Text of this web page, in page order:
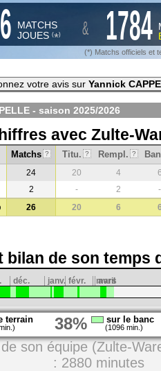
MATCHS
JOUES (*) & 1784
(*) Matchs officiels et
votre avis sur Yannick
- saison 2025/2026
avec Zulte-
Matchs ? Titu. ? Rempl. ?
24 20 4
2 - 2
-
26 20 6
bilan de son temps
déc. janv. févr. mars
avril
terrain 38% sur le banc
(1096 min.)
son équipe (Zulte-
: 2880 minutes